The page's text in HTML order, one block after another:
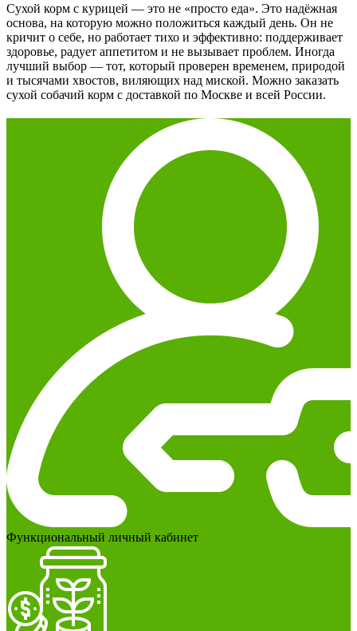
Сухой корм с курицей — это не «просто еда». Это надёжная
основа, на которую можно положиться каждый день. Он не
кричит о себе, но работает тихо и эффективно: поддерживает
здоровье, радует аппетитом и не вызывает проблем. Иногда
лучший выбор — тот, который проверен временем, природой
и тысячами хвостов, виляющих над миской. Можно заказать
сухой собачий корм с доставкой по Москве и всей России.
Функциональный личный кабинет